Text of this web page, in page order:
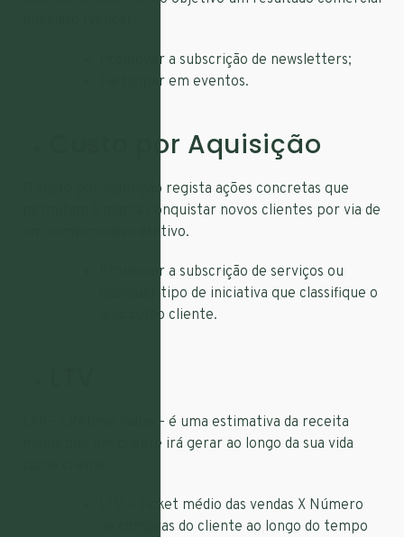
Promover a subscrição de newsletters;
Participar em eventos.
Custo por Aquisição
O custo por aquisição regista ações concretas que
permitam à marca conquistar novos clientes por via de
um compromisso efetivo.
Promover a subscrição de serviços ou
qualquer tipo de iniciativa que classifique o
lead como cliente.
LTV – Lifetime value – é uma estimativa da receita
média que um cliente irá gerar ao longo da sua vida
LTV = Ticket médio das vendas X Número
de compras do cliente ao longo do tempo